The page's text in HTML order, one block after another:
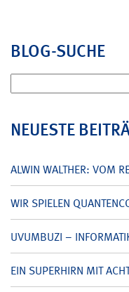
BLOG-SUCHE
nach:
NEUESTE
ALWIN WALTHER: VOM
WIR SPIELEN
UVUMBUZI –
EIN SUPERHIRN MIT